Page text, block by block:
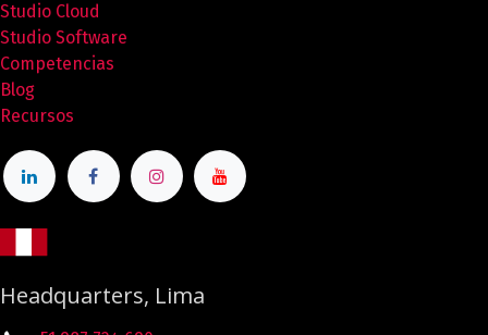
Studio Cloud
Studio Software
Competencias
Blog
Recursos
Headquarters, Lima